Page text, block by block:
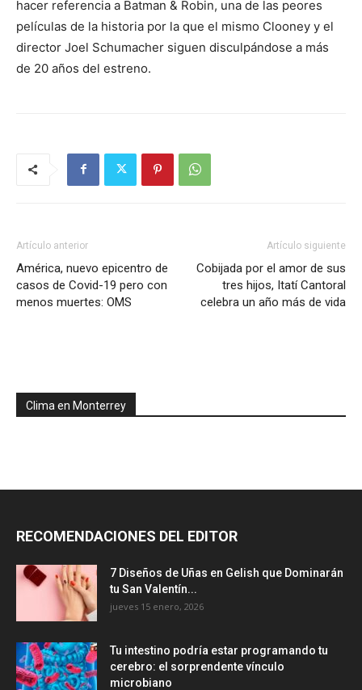
hacer referencia a Batman & Robin, una de las peores
películas de la historia por la que el mismo Clooney y el
director Joel Schumacher siguen disculpándose a más
de 20 años del estreno.
Artículo anterior
América, nuevo epicentro de
casos de Covid-19 pero con
menos muertes: OMS
Artículo siguiente
Cobijada por el amor de sus
tres hijos, Itatí Cantoral
celebra un año más de vida
Clima en Monterrey
RECOMENDACIONES DEL EDITOR
7 Diseños de Uñas en Gelish que Dominarán
tu San Valentín...
jueves 15 enero, 2026
Tu intestino podría estar programando tu
cerebro: el sorprendente vínculo
microbiano